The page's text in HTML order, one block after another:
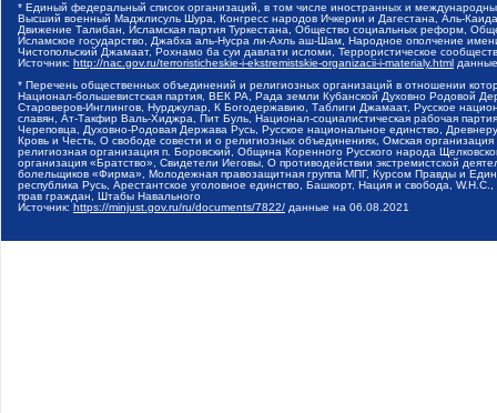
* Единый федеральный список организаций, в том числе иностранных и
Высший военный Маджлисуль Шура, Конгресс народов Ичкерии и Дагестана, Аль-
Движение Талибан, Исламская партия Туркестана, Общество социальных реформ,
Исламское государство, Джабха аль-Нусра ли-Ахль аш-Шам, Народное ополчение
Чистопольский Джамаат, Рохнамо ба суи давлати исломи, Террористическое
Источник: http://nac.gov.ru/terroristicheskie-i-ekstremistskie-organizacii-i-materialy.html
* Перечень общественных объединений и религиозных организаций в отношении
Национал-большевистская партия, ВЕК РА, Рада земли Кубанской Духовно Родовой
Староверов-Инглингов, Нурджулар, К Богодержавию, Таблиги Джамаат, Русское
славян, Ат-Такфир Валь-Хиджра, Пит Буль, Национал-социалистическая рабочая
Череповца, Духовно-Родовая Держава Русь, Русское национальное единство,
Кровь и Честь, О свободе совести и о религиозных объединениях, Омская
религиозная организация п. Боровский, Община Коренного Русского народа
организация «Братство», Свидетели Иеговы, О противодействии экстремистской
болельщиков «Фирма», Молодежная правозащитная группа МПГ, Курсом Правды и
республика Русь, Арестантское уголовное единство, Башкорт, Нация и свобода,
прав граждан, Штабы Навального
Источник: https://minjust.gov.ru/ru/documents/7822/ данные на 06.08.2021